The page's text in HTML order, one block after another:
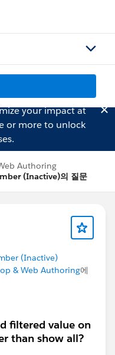
your impact at
or more to unlock
Authoring
(Inactive)의 질문
(Inactive)
& Web Authoring에
filtered value on
than show all?